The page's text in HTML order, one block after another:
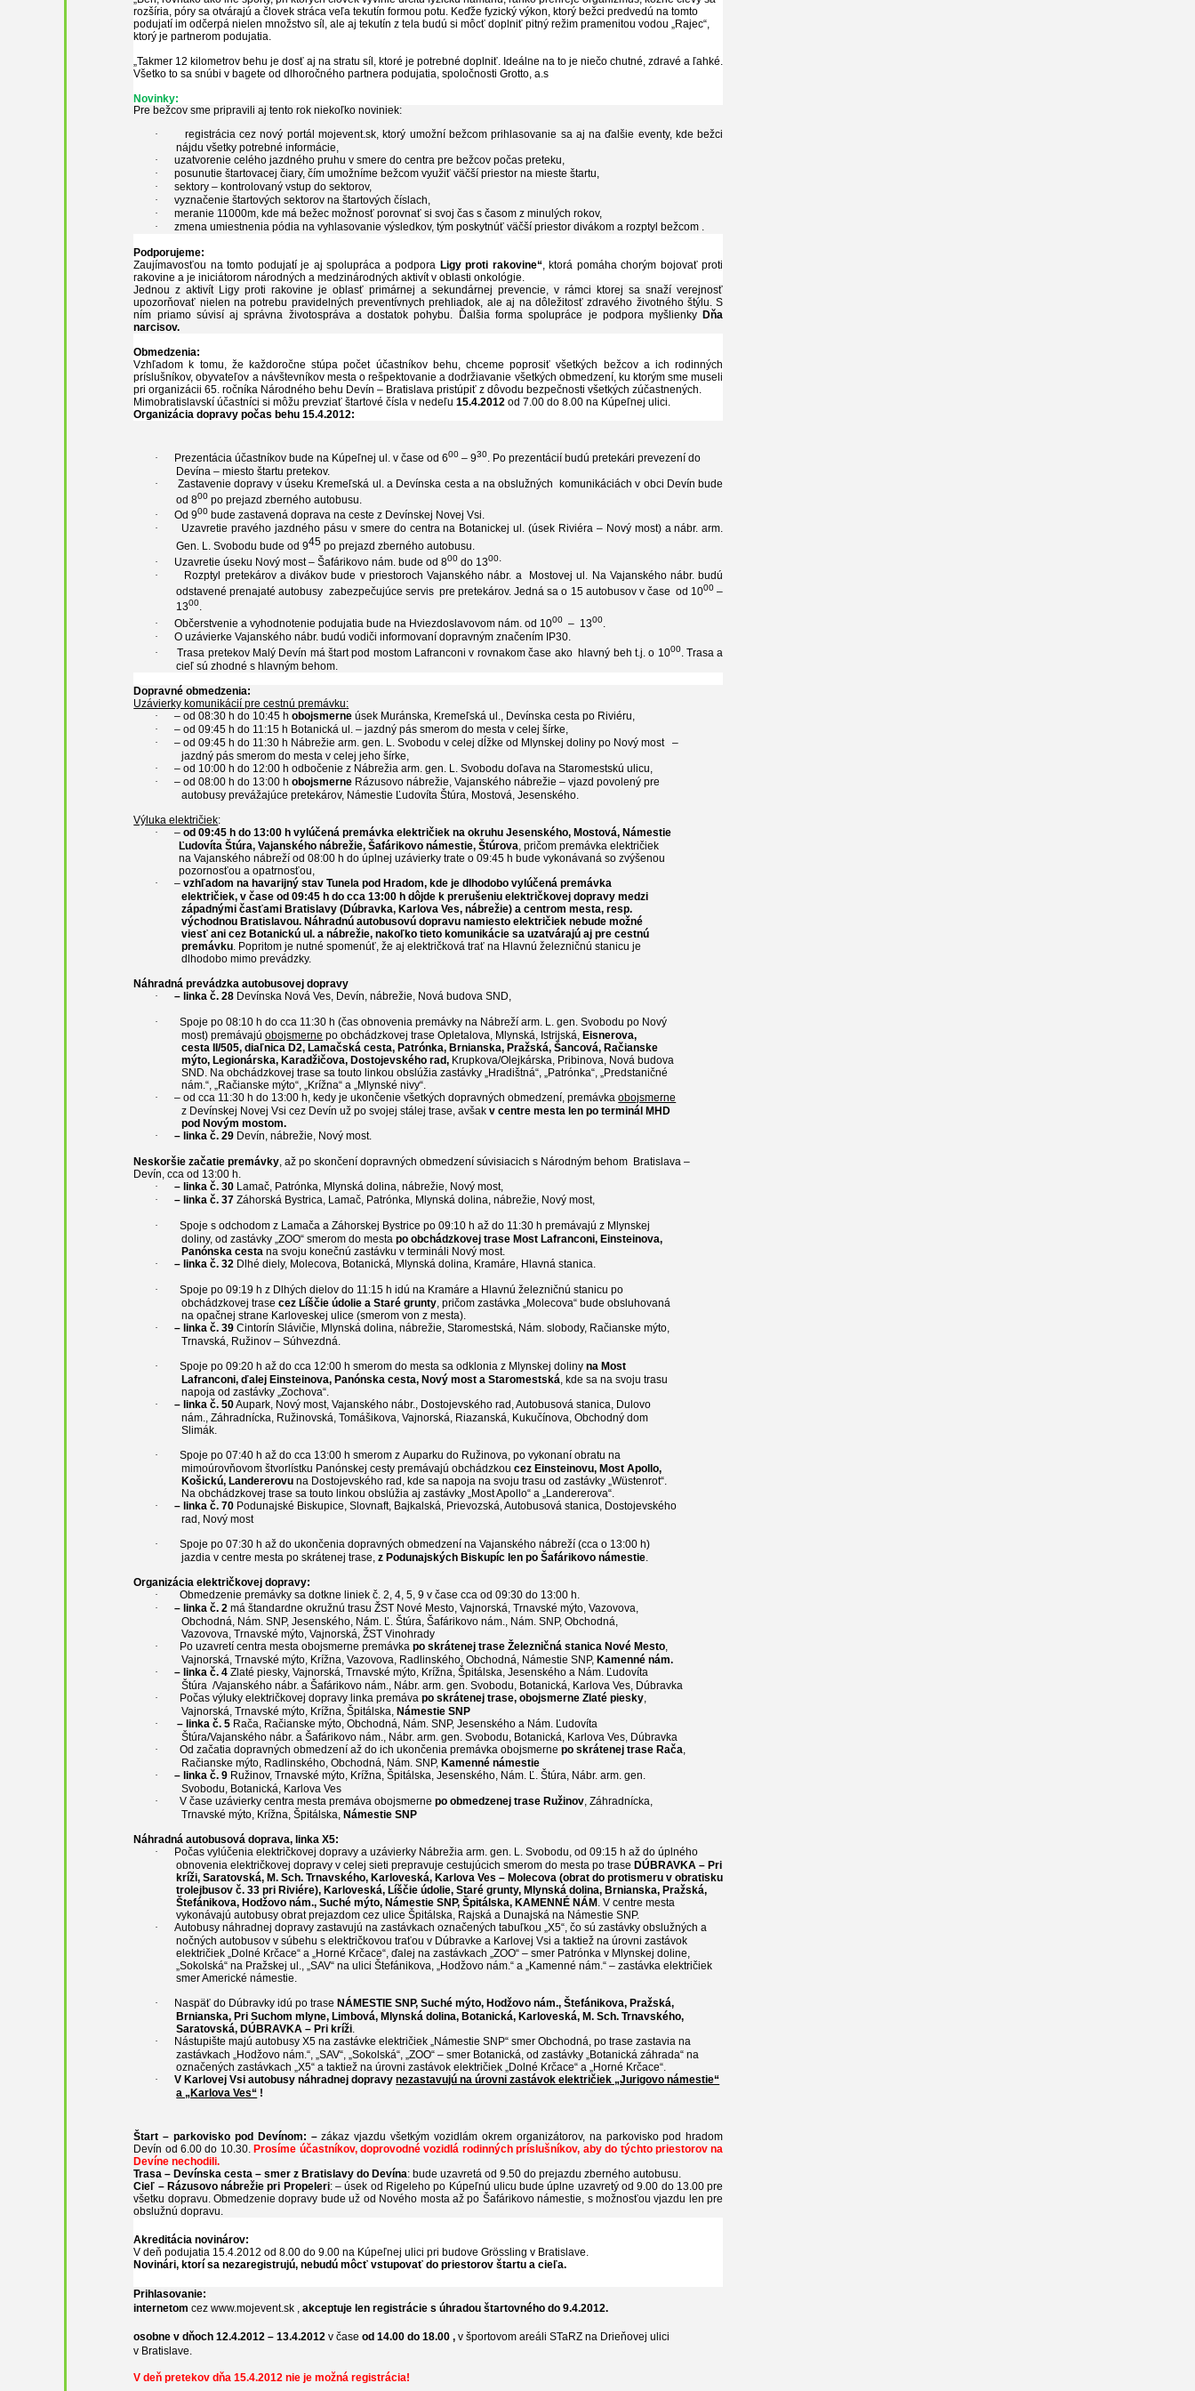
rozšíria, póry sa otvárajú a človek stráca veľa tekutín formou potu. Keďže fyzický výkon, ktorý bežci predvedú na tomto
podujatí im odčerpá nielen množstvo síl, ale aj tekutín z tela budú si môcť doplniť pitný režim pramenitou vodou „Rajec“,
ktorý je partnerom podujatia.
„Takmer 12 kilometrov behu je dosť aj na stratu síl, ktoré je potrebné doplniť. Ideálne na to je niečo chutné, zdravé a ľahké.
Všetko to sa snúbi v bagete od dlhoročného partnera podujatia, spoločnosti Grotto, a.s
Novinky:
Pre bežcov sme pripravili aj tento rok niekoľko noviniek:
·
registrácia cez nový portálmojevent.sk, ktorý umožní bežcom prihlasovanie sa aj na ďalšie eventy, kde bežci
nájdu všetky potrebné informácie,
·
uzatvorenie celého jazdného pruhu v smere do centra pre bežcov počas preteku,
·
posunutie štartovacej čiary, čím umožníme bežcom využiť väčší priestor na mieste štartu,
·
sektory – kontrolovaný vstup do sektorov,
·
vyznačenie štartových sektorov na štartových číslach,
·
meranie 11000m, kde má bežec možnosť porovnať si svoj čas s časom z minulých rokov,
·
zmena umiestnenia pódia na vyhlasovanie výsledkov, tým poskytnúť väčší priestor divákom a rozptyl bežcom .
Podporujeme:
Zaujímavosťou na tomto podujatí je aj spolupráca a podpora Ligy proti rakovine“, ktorá pomáha chorým bojovať proti
rakovine a je iniciátorom národných a medzinárodných aktivít v oblasti onkológie.
Jednou z aktivít Ligy proti rakovine je oblasť primárnej a sekundárnej prevencie, v rámci ktorej sa snaží verejnosť
upozorňovať nielen na potrebu pravidelných preventívnych prehliadok, ale aj na dôležitosť zdravého životného štýlu. S
ním priamo súvisí aj správna životospráva a dostatok pohybu. Ďalšia forma spolupráce je podpora myšlienky Dňa
narcisov.
Obmedzenia:
Vzhľadom k tomu, že každoročne stúpa počet účastníkov behu, chceme poprosiť všetkých bežcov a ich rodinných
príslušníkov, obyvateľov a návštevníkov mesta o rešpektovanie a dodržiavanie všetkých obmedzení, ku ktorým sme museli
pri organizácii 65. ročníka Národného behu Devín – Bratislava pristúpiť z dôvodu bezpečnosti všetkých zúčastnených.
Mimobratislavskí účastníci si môžu prevziať štartové čísla v nedeľu15.4.2012od 7.00 do 8.00 na Kúpeľnej ulici.
Organizácia dopravy počas behu 15.4.2012:
· Prezentácia účastníkov bude na Kúpeľnej ul. v čase od 600 – 930 . Po prezentácií budú pretekári prevezení do
Devína – miesto štartu pretekov.
·
Zastavenie dopravy v úseku Kremeľská ul. a Devínska cesta a na obslužných komunikáciách v obci Devín bude
od 800 po prejazd zberného autobusu.
·
Od 900 bude zastavená doprava na ceste z Devínskej Novej Vsi.
·
Uzavretie pravého jazdného pásu v smere do centra na Botanickej ul. (úsek Riviéra – Nový most) a nábr. arm.
Gen. L . Svobodu bude od 945 po prejazd zberného autobusu.
·
Uzavretie úseku Nový most – Šafárikovo nám. bude od 800 do 1300.
·
Rozptyl pretekárov a divákov bude v priestoroch Vajanského nábr. a
Mostovej ul. Na Vajanského nábr. budú
odstavené prenajaté autobusy zabezpečujúce servis pre pretekárov. Jedná sao 15 autobusov v čase od 1000 –
1300.
·
Občerstvenie a vyhodnotenie podujatia bude na Hviezdoslavovom nám. od 1000 – 1300.
·
O uzávierke Vajanského nábr. budú vodiči informovaní dopravným značením IP30.
·
Trasa pretekov Malý Devín má štart pod mostom Lafranconi v rovnakom čase ako hlavný beh t.j. o 1000. Trasa a
cieľ sú zhodné s hlavným behom.
Dopravné obmedzenia:
Uzávierky komunikácií pre cestnú premávku:
·
– od 08:30 h do 10:45 hobojsmerne úsek Muránska, Kremeľská ul., Devínska cesta po Riviéru,
·
– od 09:45 h do 11:15 h Botanická ul. – jazdný pás smerom do mesta v celej šírke,
·
– od 09:45 h do 11:30 h Nábrežie arm. gen. L. Svobodu v celej dĺžke od Mlynskej doliny po Nový most
–
jazdný pás smerom do mesta v celej jeho šírke,
·
– od 10:00 h do 12:00 h odbočenie z Nábrežia arm. gen. L. Svobodu doľava na Staromestskú ulicu,
·
– od 08:00 h do 13:00 hobojsmerne Rázusovo nábrežie, Vajanského nábrežie – vjazd povolený pre
autobusy prevážajúce pretekárov, Námestie Ľudovíta Štúra, Mostová, Jesenského.
Výluka električiek:
·
–od 09:45 h do 13:00 h vylúčená premávka električiek na okruhu Jesenského, Mostová, Námestie
Ľudovíta Štúra, Vajanského nábrežie, Šafárikovo námestie, Štúrova, pričom premávka električiek
na Vajanského nábreží od 08:00 h do úplnej uzávierky trate o 09:45 h bude vykonávaná so zvýšenou
pozornosťou a opatrnosťou,
·
–vzhľadom na havarijný stav Tunela pod Hradom, kde je dlhodobo vylúčená premávka
električiek, v čase od 09:45 h do cca 13:00 h dôjde k prerušeniu električkovej dopravy medzi
západnými časťami Bratislavy (Dúbravka, Karlova Ves, nábrežie) a centrom mesta, resp.
východnou Bratislavou. Náhradnú autobusovú dopravu namiesto električiek nebude možné
viesť ani cez Botanickú ul. a nábrežie, nakoľko tieto komunikácie sa uzatvárajú aj pre cestnú
premávku. Popritom je nutné spomenúť, že aj električková trať na Hlavnú železničnú stanicu je
dlhodobo mimo prevádzky.
Náhradná prevádzka autobusovej dopravy
·
– linka č. 28 Devínska Nová Ves, Devín, nábrežie, Nová budova SND,
· Spoje po 08:10 h do cca 11:30 h (čas obnovenia premávky na Nábreží arm. L. gen. Svobodu po Nový
most) premávajúobojsmerne po obchádzkovej trase Opletalova, Mlynská, Istrijská, Eisnerova,
cesta II/505, diaľnica D2, Lamačská cesta, Patrónka, Brnianska, Pražská, Šancová, Račianske
mýto, Legionárska, Karadžičova, Dostojevského rad, Krupkova/Olejkárska, Pribinova, Nová budova
SND. Na obchádzkovej trase sa touto linkou obslúžia zastávky „Hradištná“, „Patrónka“, „Predstaničné
nám.“, „Račianske mýto“, „Krížna“ a „Mlynské nivy“.
·
–od cca 11:30 h do 13:00 h, kedy je ukončenie všetkých dopravných obmedzení, premávkaobojsmerne
z Devínskej Novej Vsi cez Devín už po svojej stálej trase, avšakv centre mesta len po terminál MHD
pod Novým mostom.
·
– linka č. 29 Devín, nábrežie, Nový most.
Neskoršie začatie premávky, až po skončení dopravných obmedzení súvisiacich s Národným behom Bratislava–
Devín, cca od 13:00 h.
·
– linka č. 30 Lamač, Patrónka, Mlynská dolina, nábrežie, Nový most,
·
– linka č. 37 Záhorská Bystrica, Lamač, Patrónka, Mlynská dolina, nábrežie, Nový most,
· Spoje s odchodom z Lamača a Záhorskej Bystrice po 09:10 h až do 11:30 h premávajú z Mlynskej
doliny, od zastávky „ZOO“ smerom do mesta po obchádzkovej trase Most Lafranconi, Einsteinova,
Panónska cesta na svoju konečnú zastávku v termináli Nový most.
·
– linka č. 32 Dlhé diely, Molecova, Botanická, Mlynská dolina, Kramáre, Hlavná stanica.
· Spoje po 09:19 h z Dlhých dielov do 11:15 h idú na Kramáre a Hlavnú železničnú stanicu po
obchádzkovej trasecez Líščie údolie a Staré grunty, pričom zastávka „Molecova“ bude obsluhovaná
na opačnej strane Karloveskej ulice (smerom von z mesta).
·
– linka č. 39 Cintorín Slávičie, Mlynská dolina, nábrežie, Staromestská, Nám. slobody, Račianske mýto,
Trnavská, Ružinov– Súhvezdná.
·
Spoje po 09:20 h až do cca 12:00 h smerom do mesta sa odklonia z Mlynskej dolinyna Most
Lafranconi, ďalej Einsteinova, Panónska cesta, Nový most a Staromestská, kde sa na svoju trasu
napoja od zastávky „Zochova“.
·
– linka č. 50Aupark, Nový most, Vajanského nábr., Dostojevského rad, Autobusová stanica, Dulovo
nám., Záhradnícka, Ružinovská, Tomášikova, Vajnorská, Riazanská, Kukučínova, Obchodný dom
Slimák.
·
Spoje po 07:40 h až do cca 13:00 h smerom z Auparku do Ružinova, po vykonaní obratu na
mimoúrovňovom štvorlístku Panónskej cesty premávajú obchádzkoucez Einsteinovu, Most Apollo,
Košickú, Landererovu na Dostojevského rad, kde sa napoja na svoju trasu od zastávky „Wüstenrot“.
Na obchádzkovej trase sa touto linkou obslúžia aj zastávky „Most Apollo“ a „Landererova“.
·
– linka č. 70 Podunajské Biskupice, Slovnaft, Bajkalská, Prievozská, Autobusová stanica, Dostojevského
rad, Nový most
·
Spoje po 07:30 h až do ukončenia dopravných obmedzení na Vajanského nábreží (cca o 13:00 h)
jazdia v centre mesta po skrátenej trase,z Podunajských Biskupíc len po Šafárikovo námestie.
Organizácia električkovej dopravy:
·
Obmedzenie premávky sa dotkne liniek č. 2, 4, 5, 9 v čase cca od 09:30 do 13:00 h.
·
– linka č. 2 má štandardne okružnú trasu ŽST Nové Mesto, Vajnorská, Trnavské mýto, Vazovova,
Obchodná, Nám. SNP, Jesenského, Nám. Ľ. Štúra, Šafárikovo nám., Nám. SNP, Obchodná,
Vazovova, Trnavské mýto, Vajnorská, ŽST Vinohrady
·
Po uzavretí centra mesta obojsmerne premávkapo skrátenej trase Železničná stanica Nové Mesto,
Vajnorská, Trnavské mýto, Krížna, Vazovova, Radlinského, Obchodná, Námestie SNP, Kamennénám.
·
– linka č. 4 Zlaté piesky, Vajnorská, Trnavské mýto, Krížna, Špitálska, Jesenského a Nám. Ľudovíta
Štúra /Vajanského nábr. a Šafárikovo nám., Nábr. arm. gen. Svobodu, Botanická, Karlova Ves, Dúbravka
·
Počas výluky električkovej dopravy linka premávapo skrátenej trase, obojsmerne Zlaté piesky,
Vajnorská, Trnavské mýto, Krížna, Špitálska, Námestie SNP
·
– linka č. 5 Rača, Račianske mýto, Obchodná, Nám. SNP, Jesenského a Nám. Ľudovíta
Štúra/Vajanského nábr. a Šafárikovo nám., Nábr. arm. gen. Svobodu, Botanická, Karlova Ves, Dúbravka
·
Od začatia dopravných obmedzení až do ich ukončenia premávka obojsmernepo skrátenej trase Rača,
Račianske mýto, Radlinského, Obchodná, Nám. SNP, Kamenné námestie
·
– linka č. 9 Ružinov, Trnavské mýto, Krížna, Špitálska, Jesenského, Nám. Ľ. Štúra, Nábr. arm. gen.
Svobodu, Botanická, Karlova Ves
·
V čase uzávierky centra mesta premáva obojsmernepo obmedzenej trase Ružinov, Záhradnícka,
Trnavské mýto, Krížna, Špitálska, Námestie SNP
Náhradná autobusová doprava, linka X5:
·
Počas vylúčenia električkovej dopravy a uzávierky Nábrežia arm. gen. L. Svobodu, od 09:15 h až do úplného
obnovenia električkovej dopravy v celej sieti prepravuje cestujúcich smerom do mesta po trase DÚBRAVKA – Pri
kríži, Saratovská, M. Sch. Trnavského, Karloveská, Karlova Ves – Molecova (obrat do protismeru v obratisku
trolejbusov č. 33 pri Riviére), Karloveská, Líščie údolie, Staré grunty, Mlynská dolina, Brnianska, Pražská,
Štefánikova, Hodžovo nám., Suché mýto, Námestie SNP, Špitálska, KAMENNÉ NÁM . V centre mesta
vykonávajú autobusy obrat prejazdom cez ulice Špitálska, Rajská a Dunajská na Námestie SNP.
·
Autobusy náhradnej dopravy zastavujú na zastávkach označených tabuľkou „X5“, čo sú zastávky obslužných a
nočných autobusov v súbehu s električkovou traťou v Dúbravke a Karlovej Vsi a taktiež na úrovni zastávok
električiek „Dolné Krčace“ a „Horné Krčace“, ďalej na zastávkach „ZOO“ – smer Patrónka v Mlynskej doline,
„Sokolská“ na Pražskej ul., „SAV“ na ulici Štefánikova, „Hodžovo nám.“ a „Kamenné nám.“ – zastávka električiek
smer Americké námestie.
·
Naspäť do Dúbravky idú po trase NÁMESTIE SNP, Suché mýto, Hodžovo nám., Štefánikova, Pražská,
Brnianska, Pri Suchom mlyne, Limbová, Mlynská dolina, Botanická, Karloveská, M. Sch. Trnavského,
Saratovská, DÚBRAVKA – Pri kríži.
·
Nástupište majú autobusy X5 na zastávke električiek „Námestie SNP“ smer Obchodná, po trase zastavia na
zastávkach „Hodžovo nám.“, „SAV“, „Sokolská“, „ZOO“ – smer Botanická, od zastávky „Botanická záhrada“ na
označených zastávkach „X5“ a taktiež na úrovni zastávok električiek „Dolné Krčace“ a „Horné Krčace“.
·
V Karlovej Vsi autobusy náhradnej dopravynezastavujú na úrovni zastávok električiek „Jurigovo námestie“
a „Karlova Ves“ !
Štart – parkovisko pod Devínom: –zákaz vjazdu všetkým vozidlám okrem organizátorov, na parkovisko pod hradom
Devín od 6.00 do 10.30. Prosíme účastníkov, doprovodné vozidlá rodinných príslušníkov, aby do týchto priestorov na
Devíne nechodili.
Trasa – Devínska cesta – smer z Bratislavy do Devína: bude uzavretá od 9.50 do prejazdu zberného autobusu.
Cieľ – Rázusovo nábrežie pri Propeleri: – úsek od Rigeleho po Kúpeľnú ulicu bude úplne uzavretý od 9.00 do 13.00 pre
všetku dopravu. Obmedzenie dopravy bude už od Nového mosta až po Šafárikovo námestie, s možnosťou vjazdu len pre
obslužnú dopravu.
Akreditácia novinárov:
V deň podujatia 15.4.2012 od 8.00 do 9.00 na Kúpeľnej ulici pri budove Grössling v Bratislave.
Novinári, ktorí sa nezaregistrujú, nebudú môcť vstupovať do priestorov štartu a cieľa.
Prihlasovanie:
internetomcez www.mojevent.sk ,akceptuje len registrácie s úhradou štartovného do 9.4.2012.
osobne v dňoch 12.4.2012 – 13.4.2012v časeod 14.00 do 18.00 ,v športovom areáli STaRZ na Drieňovej ulici
v Bratislave.
V deň pretekov dňa 15.4.2012 nie je možná registrácia!